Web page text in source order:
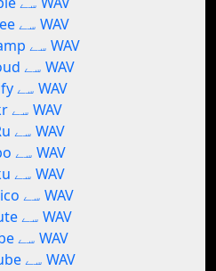
Odysee سے WAV
Bandcamp سے WAV
Mixcloud سے WAV
Spotify سے WAV
Flickr سے WAV
Ok.Ru سے WAV
Weibo سے WAV
Youku سے WAV
Niconico سے WAV
Bitchute سے WAV
Rutube سے WAV
Peertube سے WAV